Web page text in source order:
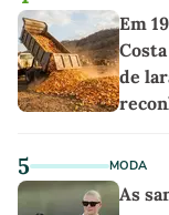
Em
de
5 MODA
As